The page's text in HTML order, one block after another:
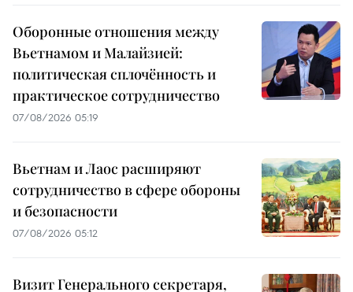
Оборонные отношения между
Вьетнамом и Малайзией:
политическая сплочённость и
практическое сотрудничество
07/08/2026 05:19
Вьетнам и Лаос расширяют
сотрудничество в сфере обороны
и безопасности
07/08/2026 05:12
Визит Генерального секретаря,